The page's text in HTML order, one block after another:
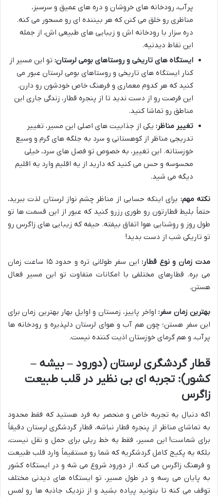
پرآب، رودخانه های خروشان و دره های عمیق و سرسبز،
مناظری رو خلق می کنن که هر بیننده ای رو مسحور می کنه.
دره سزار با رودخانه اش و زیبایی های طبیعی اش، از جمله
این نقاط دیدنیه.
ایستگاه های تاریخی و روستاهای بومی لرستان: تو این مسیر از
کنار ایستگاه های تاریخی و روستاهای بومی لرستان عبور می
کنید که هر کدوم معماری و فرهنگ خاص خودشون رو دارن.
این فرصت رو از دست ندید تا از پنجره قطار، زندگی جاری این
مناطق رو تماشا کنید.
تغییر مناظر: یکی از جذابیت های اصلی این مسیر، تغییر
تدریجی مناظر از کوهستانی و سرد به جلگه های گرم و وسیع
خوزستانه. این تغییر، به خصوص تو فصل های سرد، خیلی
محسوسه و حس می کنید که دارید از یه اقلیم وارد یه اقلیم
دیگه می شید.
نکته مهم: برای اینکه حسابی از مناظر چشم نواز لرستان لذت ببرید،
حتماً بلیط قطارتون رو طوری رزرو کنید که عبور از این قسمت ها تو
طول روز و روشنایی هوا اتفاق بیفته. حیفه که زیبایی های زاگرس رو
تو تاریکی شب از دست بدید!
مدت زمان و نوع قطار:
این سفر طولانی تره و حدود ۱۵ ساعت زمان
می بره. قطارهای مختلفی با امکانات متفاوت تو این مسیر فعال
هستن.
بهترین زمان سفر:اواخر پاییز، زمستان و اوایل بهار بهترین زمان برای
این سفر هستن؛ چون هم آب و هوای لرستان دلپذیره و رودخانه ها
پرآب، و هم گرمای خوزستان اذیت کننده نیست.
قطار گردشگری لرستان (دورود – بیشه –
کشور): تجربه ای بی نظیر در قلب طبیعت
زاگرس
اگه دنبال یه تجربه خاص و منحصر به فرد هستید که فقط محدود
به تماشای مناظر از پنجره قطار نباشه، قطار گردشگری لرستان دقیقاً
برای شماست! این مسیر، فقط یه خط ریلی برای حمل و نقل نیست،
بلکه یه پکیج کامل گردشگریه که شما رو مستقیماً وارد قلب طبیعت
و فرهنگ زاگرس می کنه. از دورود شروع می شه و در ایستگاه کشور
به پایان می رسه و در طول مسیر، تو ایستگاه های دیدنی مختلف
توقف می کنه تا بتونید پیاده بشید و از نزدیک جاذبه ها رو لمس